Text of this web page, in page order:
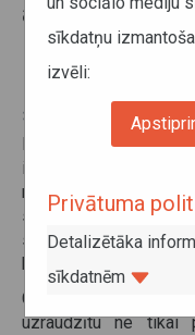
Rumānijas
(papildināts
30. maijs 2025
izdots
ieviešanu augsta
monitoringam (e-
sistēmas lietošana
savukārt 2023. gada
Grozījumi paredz,
uzraudzītu ne tikai
sīkdatņu
izvēli:
Privātuma
Detalizētāka
sīkdatnēm